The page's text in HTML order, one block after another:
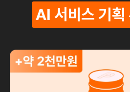
AI 서비스 기획